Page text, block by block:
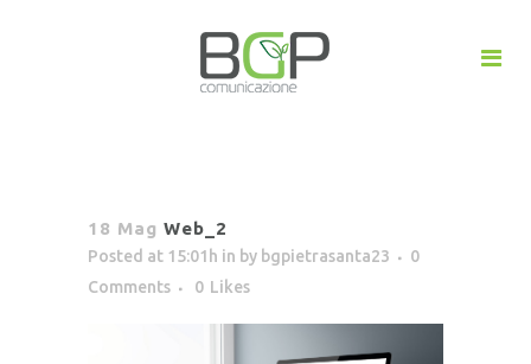
18 Mag Web_2
Posted at 15:01h in by bgpietrasanta23
0
Comments
0 Likes